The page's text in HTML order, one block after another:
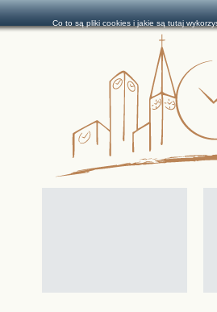
Co to są pliki cookies i jakie są tutaj